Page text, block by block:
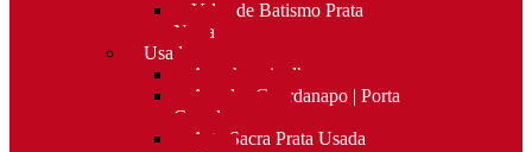
Velas de Batismo Prata
Nova
Usado
Apanha migalhas
Argolas Guardanapo | Porta
Guardanapos
Arte Sacra Prata Usada